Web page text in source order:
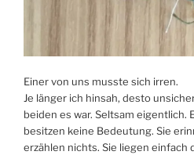
Einer von uns musste sich irren.
Je länger ich hinsah, desto
beiden es war. Seltsam eigentlich.
besitzen keine Bedeutung. Sie
erzählen nichts. Sie liegen einfach